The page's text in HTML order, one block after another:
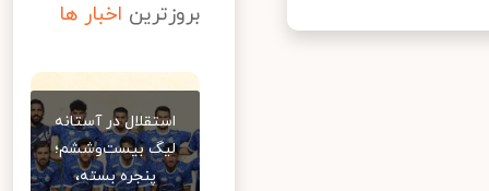
بروزترین اخبار ها
استقلال در آستانه
لیگ بیست‌وششم؛
پنجره بسته،